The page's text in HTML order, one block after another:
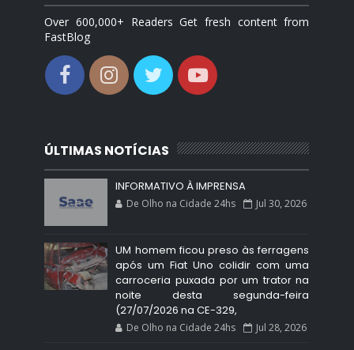
Over 600,000+ Readers Get fresh content from
FastBlog
ÚLTIMAS NOTÍCIAS
INFORMATIVO À IMPRENSA
De Olho na Cidade 24hs Jul 30, 2026
UM homem ficou preso às ferragens
após um Fiat Uno colidir com uma
carroceria puxada por um trator na
noite desta segunda-feira
(27/07/2026 na CE-329,
De Olho na Cidade 24hs Jul 28, 2026